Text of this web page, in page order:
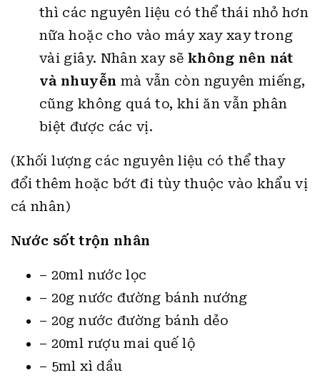
thì các nguyên liệu có thể thái nhỏ hơn
nữa hoặc cho vào máy xay xay trong
vài giây. Nhân xay sẽ không nên nát
và nhuyễn mà vẫn còn nguyên miếng,
cũng không quá to, khi ăn vẫn phân
biệt được các vị.
(Khối lượng các nguyên liệu có thể thay
đổi thêm hoặc bớt đi tùy thuộc vào khẩu vị
cá nhân)
Nước sốt trộn nhân
– 20ml nước lọc
– 20g nước đường bánh nướng
– 20g nước đường bánh dẻo
– 20ml rượu mai quế lộ
– 5ml xì dầu